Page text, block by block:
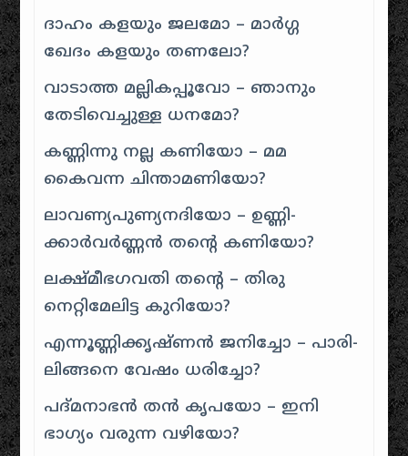
ദാഹം കളയും ജലമോ – മാർഗ്ഗ
ഖേദം കളയും തണലോ?
വാടാത്ത മല്ലികപ്പൂവോ – ഞാനും
തേടിവെച്ചുള്ള ധനമോ?
കണ്ണിന്നു നല്ല കണിയോ – മമ
കൈവന്ന ചിന്താമണിയോ?
ലാവണ്യപുണ്യനദിയോ – ഉണ്ണി-
ക്കാർവർണ്ണൻ തന്റെ കണിയോ?
ലക്ഷ്മീഭഗവതി തന്റെ – തിരു
നെറ്റിമേലിട്ട കുറിയോ?
എന്നൂണ്ണിക്കൃഷ്ണൻ ജനിച്ചോ – പാരി-
ലിങ്ങനെ വേഷം ധരിച്ചോ?
പദ്മനാഭൻ തൻ കൃപയോ – ഇനി
ഭാഗ്യം വരുന്ന വഴിയോ?